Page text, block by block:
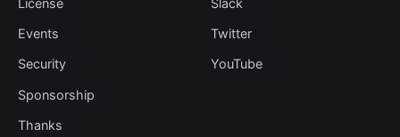
License
Events
Security
Sponsorship
Thanks
Slack
Twitter
YouTube